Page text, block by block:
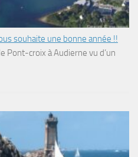
souhaite une bonne année !!
Pont-croix à Audierne vu d’un